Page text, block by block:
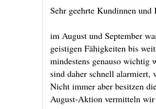
Sehr geehrte Kundinnen und
im August und September
geistigen Fähigkeiten bis
mindestens genauso wichtig
sind daher schnell alarmiert,
Nicht immer aber besitzen
August-Aktion vermitteln wir